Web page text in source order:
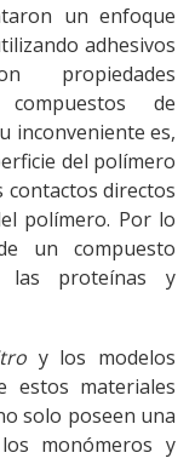
un enfoque
adhesivos
propiedades
compuestos de
inconveniente es,
del polímero
contactos directos
polímero. Por lo
un compuesto
las proteínas y
y los modelos
estos materiales
solo poseen una
monómeros y